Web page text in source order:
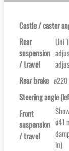
Castle / caster
Rear
suspension
/ travel
Uni
Rear brake
Steering angle
Front
suspension
/ travel
ø41
in)